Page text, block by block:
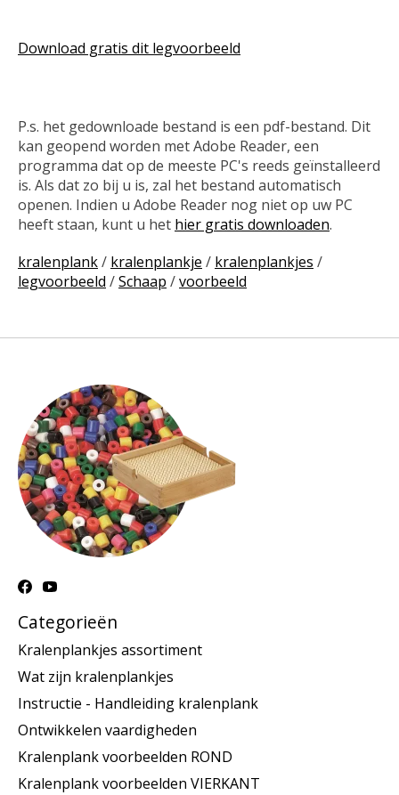
Download gratis dit legvoorbeeld
P.s. het gedownloade bestand is een pdf-bestand. Dit
kan geopend worden met Adobe Reader, een
programma dat op de meeste PC's reeds geïnstalleerd
is. Als dat zo bij u is, zal het bestand automatisch
openen. Indien u Adobe Reader nog niet op uw PC
heeft staan, kunt u het hier gratis downloaden.
kralenplank/ kralenplankje / kralenplankjes /
legvoorbeeld /Schaap /voorbeeld
Categorieën
Kralenplankjes assortiment
Wat zijn kralenplankjes
Instructie - Handleiding kralenplank
Ontwikkelen vaardigheden
Kralenplank voorbeelden ROND
Kralenplank voorbeelden VIERKANT